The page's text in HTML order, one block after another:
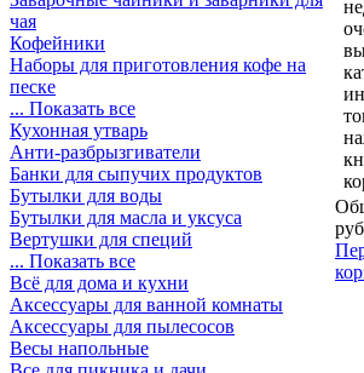
чая
Кофейники
Наборы для приготовления кофе на
песке
... Показать все
Кухонная утварь
Анти-разбрызгиватели
Банки для сыпучих продуктов
Бутылки для воды
Бутылки для масла и уксуса
Вертушки для специй
... Показать все
Всё для дома и кухни
Аксессуары для ванной комнаты
Аксессуары для пылесосов
Весы напольные